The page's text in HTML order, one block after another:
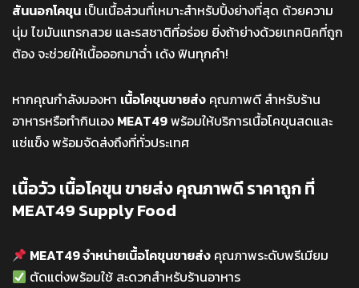
สันนอกโคขุน เป็นเนื้อส่วนที่เหมาะสำหรับปิ้งย่างที่สุด ด้วยความ
นุ่ม ไขมันแทรกสวย และรสชาติที่อร่อย ยิ่งถ้าย่างด้วยเทคนิคที่ถูก
ต้อง จะช่วยให้เนื้อออกมาฉ่ำ เด้ง ฟินทุกคำ!
หากคุณกำลังมองหา เนื้อโคขุนขายส่ง คุณภาพดี สำหรับร้าน
อาหารหรือทำกินเอง MEAT49พร้อมให้บริการเนื้อโคขุนสดและ
แช่แข็ง พร้อมจัดส่งถึงที่ทั่วประเทศ
เนื้อวัว เนื้อโคขุน ขายส่ง คุณภาพดี ราคาถูก ที่
MEAT49 Supply Food
MEAT49 จำหน่ายเนื้อโคขุนขายส่ง คุณภาพระดับพรีเมียม
ตัดแต่งพร้อมใช้ สะดวกสำหรับร้านอาหาร